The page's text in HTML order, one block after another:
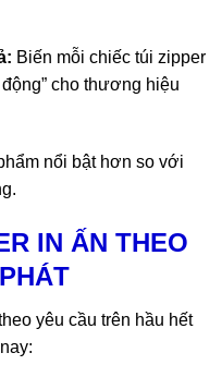
Biến mỗi chiếc túi zipper
cho thương hiệu
nổi bật hơn so với
IN ẤN THEO
yêu cầu trên hầu hết